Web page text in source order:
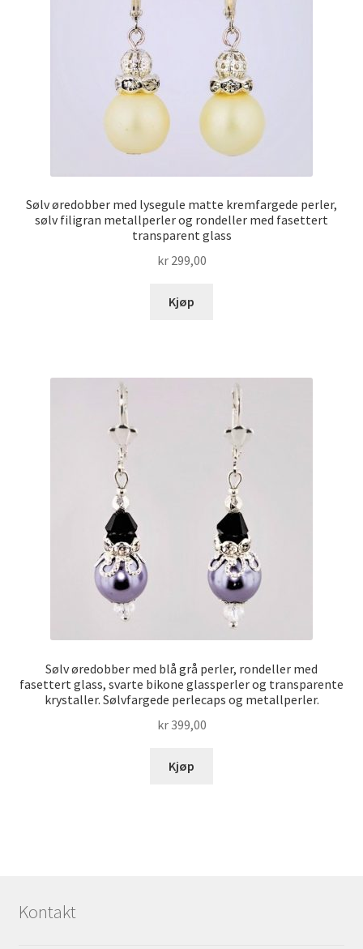
Sølv øredobber med lysegule matte kremfargede perler,
sølv filigran metallperler og rondeller med fasettert
transparent glass
kr299,00
Kjøp
Sølv øredobber med blå grå perler, rondeller med
fasettert glass, svarte bikone glassperler og transparente
krystaller. Sølvfargede perlecaps og metallperler.
kr399,00
Kjøp
Kontakt